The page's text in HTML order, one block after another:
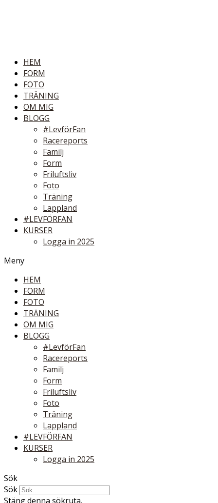
HEM
FORM
FOTO
TRÄNING
OM MIG
BLOGG
#LevförFan
Racereports
Familj
Form
Friluftsliv
Foto
Träning
Lappland
#LEVFÖRFAN
KURSER
Logga in 2025
Meny
HEM
FORM
FOTO
TRÄNING
OM MIG
BLOGG
#LevförFan
Racereports
Familj
Form
Friluftsliv
Foto
Träning
Lappland
#LEVFÖRFAN
KURSER
Logga in 2025
Sök
Sök
Stäng denna sökruta.